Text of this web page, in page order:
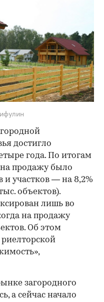
достигло
года. По итогам
на продажу было
и участков — на 8,2%
объектов).
лишь во
на продажу
Об этом
риелторской
загородного
а сейчас начало